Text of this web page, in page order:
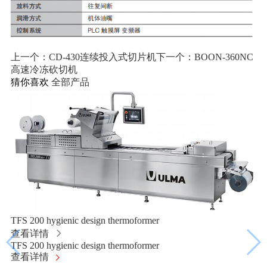
上一个：CD-430连续投入式切片机下一个：BOON-360NC
高速冷冻砍切机
猜你喜欢 全部产品
TFS 200 hygienic design thermoformer
查看详情
TFS 200 hygienic design thermoformer
查看详情